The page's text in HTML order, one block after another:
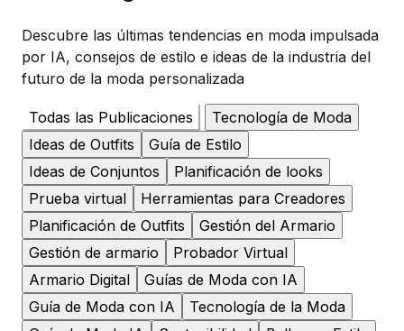
Descubre las últimas tendencias en moda impulsada
por IA, consejos de estilo e ideas de la industria del
futuro de la moda personalizada
Todas las Publicaciones
Tecnología de Moda
Ideas de Outfits
Guía de Estilo
Ideas de Conjuntos
Planificación de looks
Prueba virtual
Herramientas para Creadores
Planificación de Outfits
Gestión del Armario
Gestión de armario
Probador Virtual
Armario Digital
Guías de Moda con IA
Guía de Moda con IA
Tecnología de la Moda